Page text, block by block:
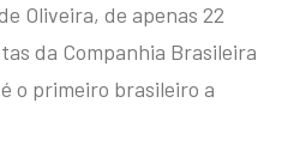
Oliveira, de apenas 22
da Companhia Brasileira
o primeiro brasileiro a